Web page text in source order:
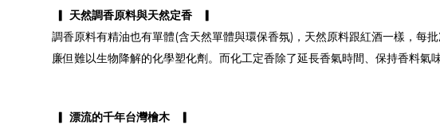
▎ 天然調香原料與天然定香 ▎​
調香原料有精油也有單體(含天然單體與環保香氛)，天然原料跟紅酒一樣，每
廉但難以生物降解的化學塑化劑。而化工定香除了延長香氣時間、保持香料氣
▎ 漂流的千年台灣檜木 ▎